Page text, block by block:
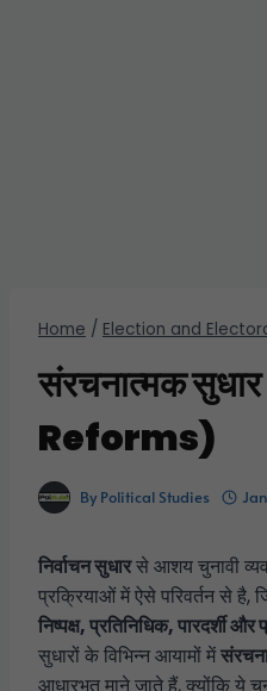
Home / Election and
संरचनात्मक
Reforms)
By Political Studies
निर्वाचन सुधारसे आशय चुनावी
प्रक्रियाओं में ऐसे परिवर्तन से है,
निष्पक्ष, प्रतिनिधिक, पारदर्शी और
सुधारों के विभिन्न आयामों में
आधारभूत माने जाते हैं, क्योंकि ये